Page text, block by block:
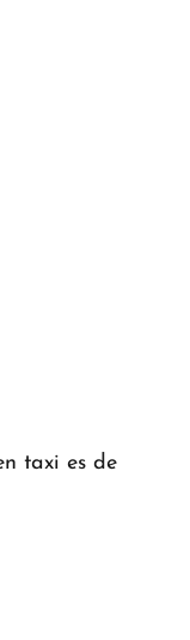
taxi es de